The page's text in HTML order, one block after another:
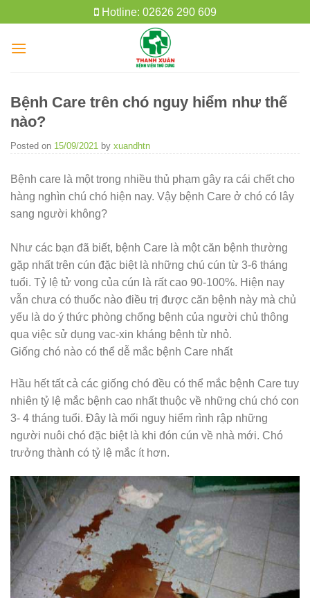
to
content
Hotline: 02626 290 609
Bệnh Care trên chó nguy hiểm như thế
nào?
Posted on 15/09/2021 by xuandhtn
Bệnh care là một trong nhiều thủ phạm gây ra cái chết cho
hàng nghìn chú chó hiện nay. Vậy bệnh Care ở chó có lây
sang người không?
Như các bạn đã biết, bệnh Care là một căn bệnh thường
gặp nhất trên cún đặc biệt là những chú cún từ 3-6 tháng
tuổi. Tỷ lệ tử vong của cún là rất cao 90-100%. Hiện nay
vẫn chưa có thuốc nào điều trị được căn bệnh này mà chủ
yếu là do ý thức phòng chống bệnh của người chủ thông
qua việc sử dụng vac-xin kháng bệnh từ nhỏ.
Giống chó nào có thể dễ mắc bệnh Care nhất
Hầu hết tất cả các giống chó đều có thể mắc bệnh Care tuy
nhiên tỷ lệ mắc bệnh cao nhất thuộc về những chú chó con
3- 4 tháng tuổi. Đây là mối nguy hiểm rình rập những
người nuôi chó đặc biệt là khi đón cún về nhà mới. Chó
trưởng thành có tỷ lệ mắc ít hơn.